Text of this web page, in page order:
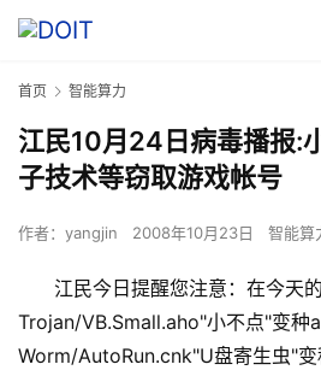
首页 智能算力
江民10月24日病毒播报:
子技术等窃取游戏帐号
作者： yangjin 2008年10月23日 智能算
江民今日提醒您注意：在今天
Trojan/VB.Small.aho"小不点"变种
Worm/AutoRun.cnk"U盘寄生虫"变